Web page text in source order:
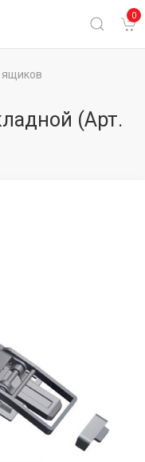
0
ящиков
(Арт.